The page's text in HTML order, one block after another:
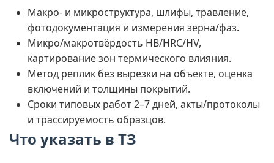
Макро- и микроструктура, шлифы, травление,
фотодокументация и измерения зерна/фаз.
Микро/макротвёрдость HB/HRC/HV,
картирование зон термического влияния.
Метод реплик без вырезки на объекте, оценка
включений и толщины покрытий.
Сроки типовых работ 2–7 дней, акты/протоколы
и трассируемость образцов.
Что указать в ТЗ